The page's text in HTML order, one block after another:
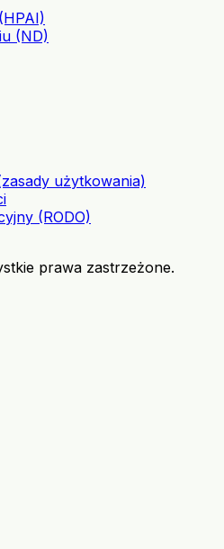
(ND)
użytkowania)
(RODO)
prawa zastrzeżone.